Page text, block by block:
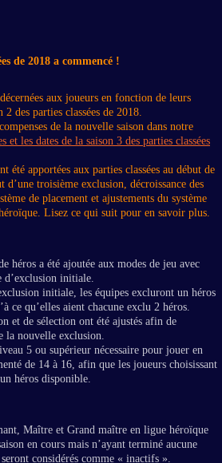
de 2018 a commencé !
aux joueurs en fonction de leurs
des parties classées de 2018.
de la nouvelle saison dans notre
et les dates de la saison 3 des parties classées
été apportées aux parties classées au début de
d’une troisième exclusion, décroissance des
de placement et ajustements du système
Lisez ce qui suit pour en savoir plus.
héros a été ajoutée aux modes de jeu avec
d’exclusion initiale.
initiale, les équipes excluront un héros
ce qu’elles aient chacune exclu 2 héros.
et de sélection ont été ajustés afin de
la nouvelle exclusion.
5 ou supérieur nécessaire pour jouer en
de 14 à 16, afin que les joueurs choisissant
héros disponible.
Maître et Grand maître en ligue héroïque
en cours mais n’ayant terminé aucune
considérés comme « inactifs ».